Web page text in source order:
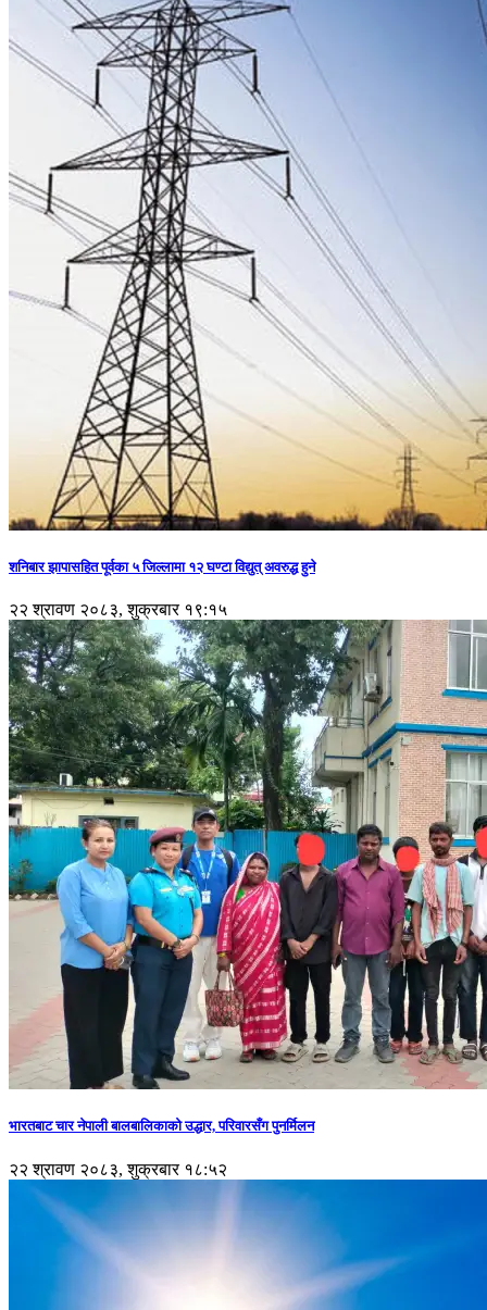
शनिबार झापासहित पूर्वका ५ जिल्लामा १२ घण्टा विद्युत् अवरुद्ध हुने
२२ श्रावण २०८३, शुक्रबार १९:१५
भारतबाट चार नेपाली बालबालिकाको उद्धार, परिवारसँग पुनर्मिलन
२२ श्रावण २०८३, शुक्रबार १८:५२